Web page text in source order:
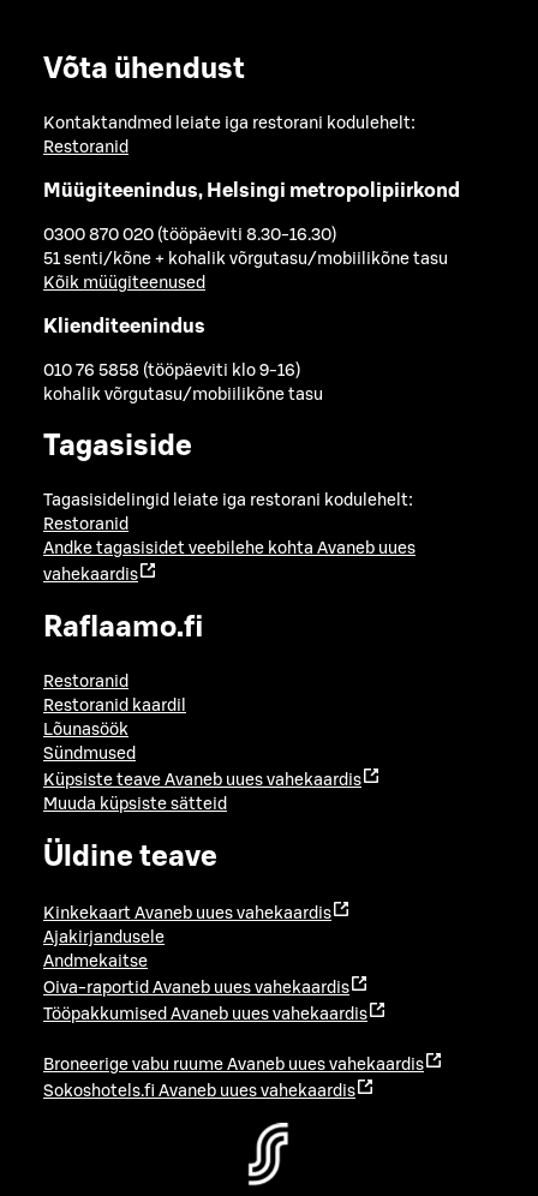
Võta ühendust
Kontaktandmed leiate iga restorani kodulehelt:
Restoranid
Müügiteenindus, Helsingi metropolipiirkond
0300 870 020 (tööpäeviti 8.30-16.30)
51 senti/kõne + kohalik võrgutasu/mobiilikõne tasu
Kõik müügiteenused
Klienditeenindus
010 76 5858 (tööpäeviti klo 9-16)
kohalik võrgutasu/mobiilikõne tasu
Tagasiside
Tagasisidelingid leiate iga restorani kodulehelt:
Restoranid
Andke tagasisidet veebilehe kohta Avaneb uues
vahekaardis
Raflaamo.fi
Restoranid
Restoranid kaardil
Lõunasöök
Sündmused
Küpsiste teave Avaneb uues vahekaardis
Muuda küpsiste sätteid
Üldine teave
Kinkekaart Avaneb uues vahekaardis
Ajakirjandusele
Andmekaitse
Oiva-raportid Avaneb uues vahekaardis
Tööpakkumised Avaneb uues vahekaardis
Broneerige vabu ruume Avaneb uues vahekaardis
Sokoshotels.fi Avaneb uues vahekaardis